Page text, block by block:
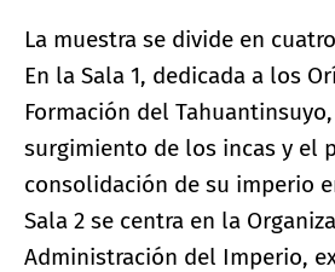
La muestra se divide en
En la Sala 1, dedicada a los
Formación del
surgimiento de los incas y el
consolidación de su imperio
Sala 2 se centra en la
Administración del Imperio,